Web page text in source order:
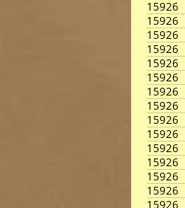
15926
15926
15926
15926
15926
15926
15926
15926
15926
15926
15926
15926
15926
15926
15926